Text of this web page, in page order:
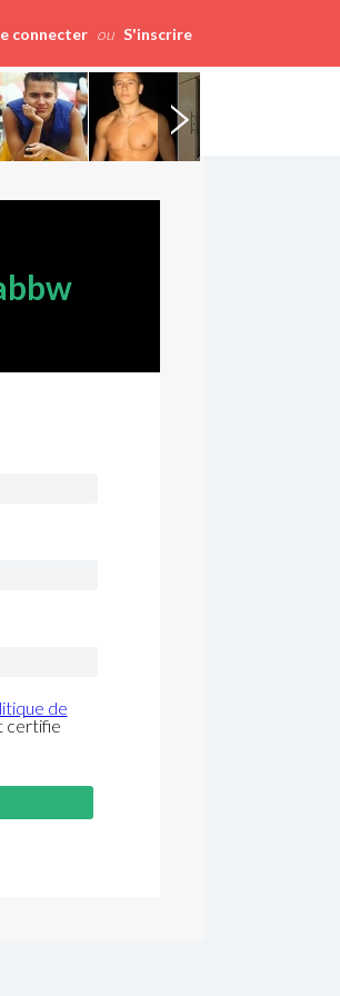
connecter ou S'inscrire
de
certifie